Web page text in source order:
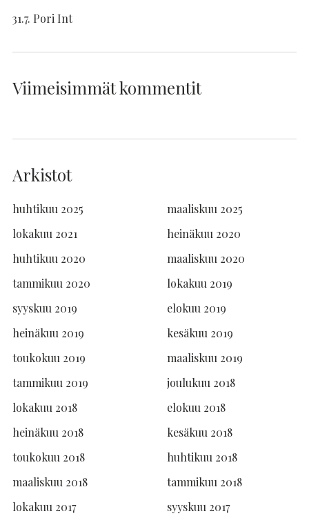
31.7. Pori Int
Viimeisimmät kommentit
Arkistot
huhtikuu 2025
maaliskuu 2025
lokakuu 2021
heinäkuu 2020
huhtikuu 2020
maaliskuu 2020
tammikuu 2020
lokakuu 2019
syyskuu 2019
elokuu 2019
heinäkuu 2019
kesäkuu 2019
toukokuu 2019
maaliskuu 2019
tammikuu 2019
joulukuu 2018
lokakuu 2018
elokuu 2018
heinäkuu 2018
kesäkuu 2018
toukokuu 2018
huhtikuu 2018
maaliskuu 2018
tammikuu 2018
lokakuu 2017
syyskuu 2017